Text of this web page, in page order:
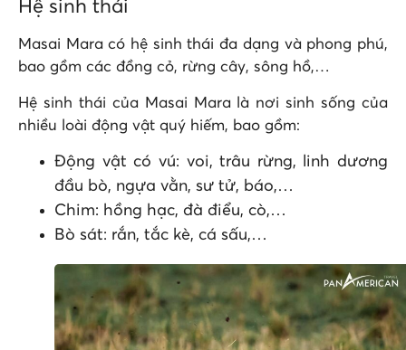
Hệ sinh thái
Masai Mara có hệ sinh thái đa dạng và phong phú,
bao gồm các đồng cỏ, rừng cây, sông hồ,…
Hệ sinh thái của Masai Mara là nơi sinh sống của
nhiều loài động vật quý hiếm, bao gồm:
Động vật có vú: voi, trâu rừng, linh dương
đầu bò, ngựa vằn, sư tử, báo,…
Chim: hồng hạc, đà điểu, cò,…
Bò sát: rắn, tắc kè, cá sấu,…